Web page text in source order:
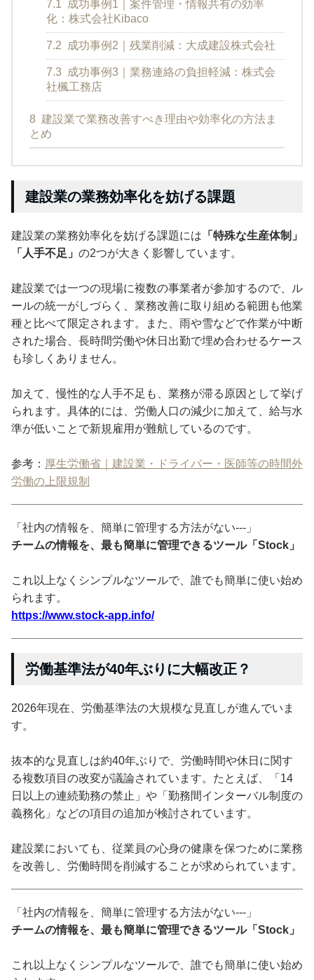
7.1
成功事例1｜案件管理・情報共有の効率
化：株式会社Kibaco
7.2 成功事例2｜残業削減：大成建設株式会社
7.3
成功事例3｜業務連絡の負担軽減：株式会
社楓工務店
8 建設業で業務改善すべき理由や効率化の方法ま
とめ
建設業の業務効率化を妨げる課題
建設業の業務効率化を妨げる課題には 「特殊な生産体制」
「人手不足」 の2つが大きく影響しています。
建設業では一つの現場に複数の事業者が参加するので、ル
ールの統一がしづらく、業務改善に取り組める範囲も他業
種と比べて限定されます。また、雨や雪などで作業が中断
された場合、長時間労働や休日出勤で埋め合わせるケース
も珍しくありません。
加えて、慢性的な人手不足も、業務が滞る原因として挙げ
られます。具体的には、労働人口の減少に加えて、給与水
準が低いことで新規雇用が難航しているのです。
参考： 厚生労働省｜建設業・ドライバー・医師等の時間外
労働の上限規制
「社内の情報を、簡単に管理する方法がない---」
チームの情報を、最も簡単に管理できるツール「Stock」
これ以上なくシンプルなツールで、誰でも簡単に使い始め
られます。
https://www.stock-app.info/
労働基準法が40年ぶりに大幅改正？
2026年現在、労働基準法の大規模な見直しが進んでいま
す。
抜本的な見直しは約40年ぶりで、労働時間や休日に関す
る複数項目の改変が議論されています。たとえば、「14
日以上の連続勤務の禁止」や「勤務間インターバル制度の
義務化」などの項目の追加が検討されています。
建設業においても、従業員の心身の健康を保つために業務
を改善し、労働時間を削減することが求められています。
「社内の情報を、簡単に管理する方法がない---」
チームの情報を、最も簡単に管理できるツール「Stock」
これ以上なくシンプルなツールで、誰でも簡単に使い始め